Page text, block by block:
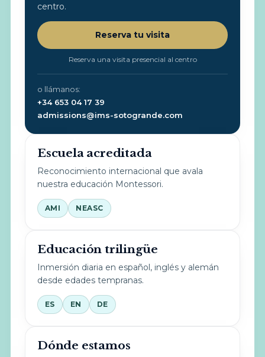
centro.
Reserva tu visita
Reserva una visita presencial al centro
o llámanos:
+34 653 04 17 39
admissions@ims-sotogrande.com
Escuela acreditada
Reconocimiento internacional que avala
nuestra educación Montessori.
AMI NEASC
Educación trilingüe
Inmersión diaria en español, inglés y alemán
desde edades tempranas.
ES EN DE
Dónde estamos